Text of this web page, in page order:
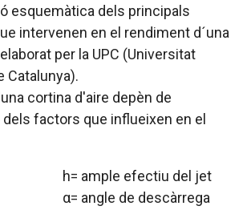
esquemàtica dels principals
intervenen en el rendiment d´una
per la UPC (Universitat
Catalunya).
cortina d'aire depèn de
factors que influeixen en el
h= ample efectiu del jet
α= angle de descàrrega